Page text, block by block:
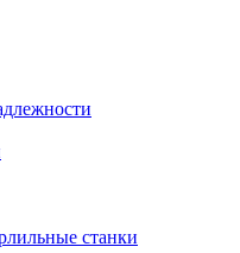
станки